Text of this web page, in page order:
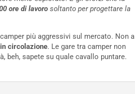
ore di lavoro soltanto per progettare la
più aggressivi sul mercato. Non a
circolazione. Le gare tra camper non
beh, sapete su quale cavallo puntare.